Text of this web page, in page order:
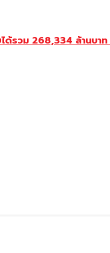
รวม 268,334 ล้านบา